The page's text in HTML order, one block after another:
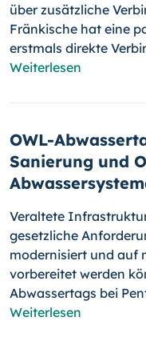
über zusätzliche
Fränkische hat eine
erstmals direkte
Weiterlesen
OWL-
Sanierung und
Veraltete
gesetzliche
modernisiert und auf
vorbereitet werden
Abwassertags bei
Weiterlesen